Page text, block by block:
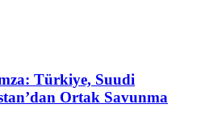
Türkiye, Suudi
Ortak Savunma